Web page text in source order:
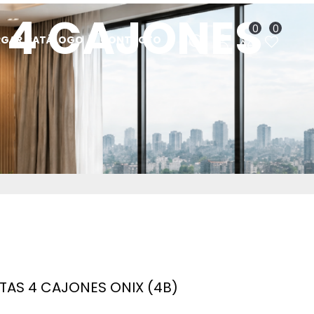
CATÁLOGO CONTACTO
0 0
4 CAJONES
4 CAJONES ONIX (4B)